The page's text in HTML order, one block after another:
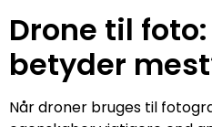
Drone til
betyder
Når droner bruges til